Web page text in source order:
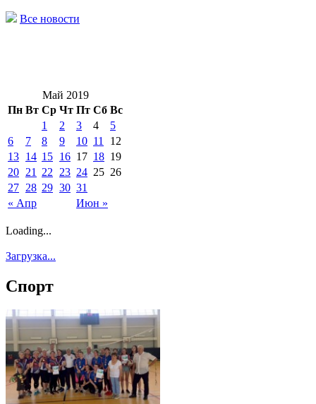
Все новости
Май 2019
Пн Вт Ср Чт Пт Сб Вс
« Апр Июн »
1 2 3 4
5
6
7 8 9 10 11
12
13 14 15 16 17 18 19
20 21 22 23 24 25 26
27 28 29 30 31
Loading...
Загрузка...
Спорт